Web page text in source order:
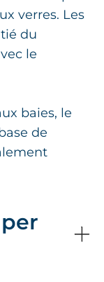
verres. Les
du
le
baies, le
de